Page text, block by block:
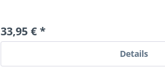
33,95 € *
Details